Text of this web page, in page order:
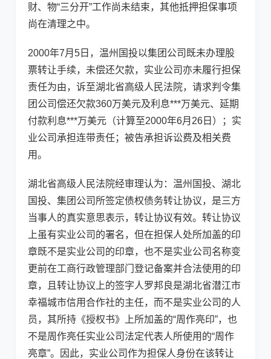
财、物“三分开”工作尚未结束，其他抵押担保事项
尚在清理之中。
2000年7月5日，温州国投以集团公司既未办理股
票转让手续，未偿还欠款，实业公司亦未履行担保
责任为由，诉至湖北省高级人民法院，请求判令集
团公司偿还欠款360万美元及利息***万美元、延期
付款利息***万美元（计算至2000年6月26日）；实
业公司承担连带责任；被告承担诉讼费及相关费
用。
湖北省高级人民法院经审理认为：温州国投、湖北
国投、集团公司所签定债权债务转让协议，是三方
当事人的真实意思表示，转让协议有效。转让协议
上虽有实业公司的署名，但在担保人处所加盖的印
章既不是实业公司的印章，也不是实业公司名称变
更前在工商行政管理部门登记备案并合法使用的印
章，且转让协议上的签字人罗邦良是湖北省潜江市
幸福城市信用合作社的主任，而不是实业公司的人
员，其所持《授权书》上所加盖的“周作亮印”，也
不是周作亮任实业公司法定代表人所使用的“周作
亮章”。因此，实业公司作为担保人身份在该转让